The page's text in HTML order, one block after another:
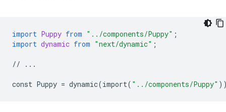
import Puppy from "../components/Puppy" ;
import dynamic from "next/dynamic" ;
// ...
const Puppy = dynamic(import( "../components/Puppy"